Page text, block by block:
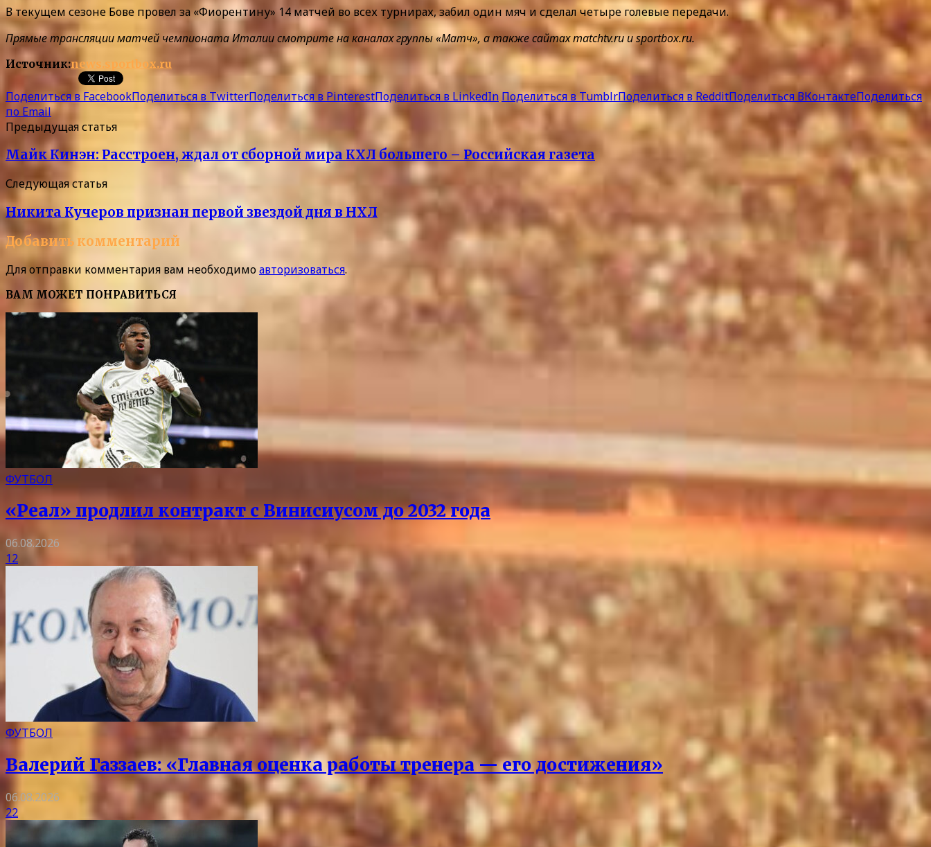
В текущем сезоне Бове провел за «Фиорентину» 14 матчей во всех турнирах, забил один мяч и сделал четыре голевые передачи.
Прямые трансляции матчей чемпионата Италии смотрите на каналах группы «Матч», а также сайтах matchtv.ru и sportbox.ru.
Источник:news.sportbox.ru
Поделиться в FacebookПоделиться в TwitterПоделиться в PinterestПоделиться в LinkedIn Поделиться в TumblrПоделиться в RedditПоделиться ВКонтактеПоделиться
по Email
Предыдущая статья
Майк Кинэн: Расстроен, ждал от сборной мира КХЛ большего – Российская газета
Следующая статья
Никита Кучеров признан первой звездой дня в НХЛ
Добавить комментарий
Для отправки комментария вам необходимоавторизоваться.
ВАМ МОЖЕТ ПОНРАВИТЬСЯ
ФУТБОЛ
«Реал» продлил контракт с Винисиусом до 2032 года
06.08.2026
12
ФУТБОЛ
Валерий Газзаев: «Главная оценка работы тренера — его достижения»
06.08.2026
22